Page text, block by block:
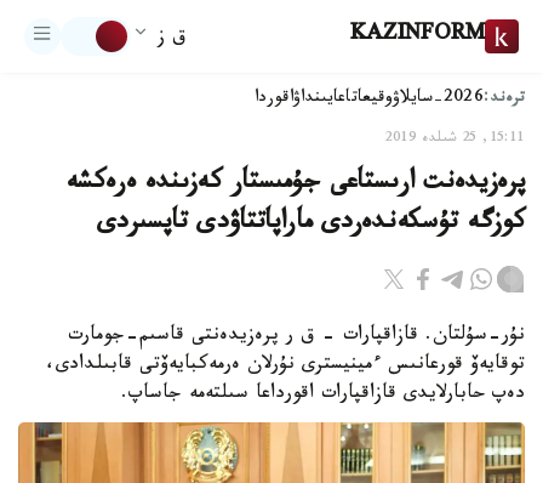
KAZINFORM ق ز
ترەند:2026-سايلاۋ وقيعاتاعايىنداۋاقوردا
15:11, 25 شىلدە 2019
پرەزيدەنت ارىستاعى جۇمىستار كەزىندە ەرەكشە
كوزگە تۇسكەندەردى ماراپاتتاۋدى تاپسىردى
نۇر-سۇلتان. قازاقپارات – ق ر پرەزيدەنتى قاسىم-جومارت
توقايەۆ قورعانىس ءمينيسترى نۇرلان ەرمەكبايەۆتى قابىلدادى،
دەپ حابارلايدى قازاقپارات اقورداعا سىلتەمە جاساپ.